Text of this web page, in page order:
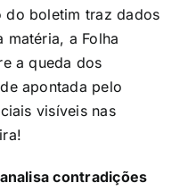
do boletim traz dados
matéria, a Folha
a queda dos
apontada pelo
visíveis nas
contradições